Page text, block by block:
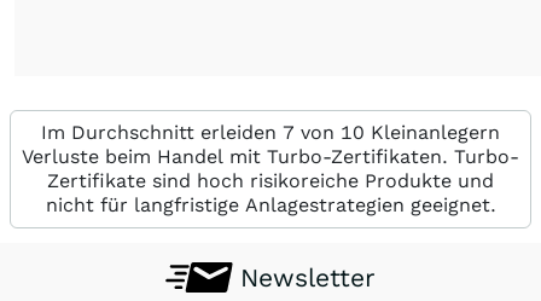
Im Durchschnitt erleiden 7 von 10 Kleinanlegern
Verluste beim Handel mit Turbo-Zertifikaten. Turbo-
Zertifikate sind hoch risikoreiche Produkte und
nicht für langfristige Anlagestrategien geeignet.
Newsletter